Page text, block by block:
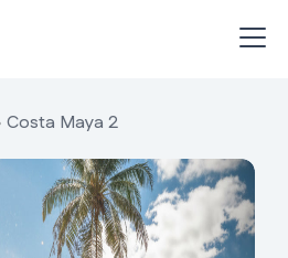
Costa Maya 2